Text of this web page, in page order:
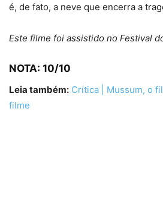
é, de fato, a neve que encerra a
Este filme foi assistido no Festival
NOTA: 10/10
Leia também: Crítica | Mussum, o
filme